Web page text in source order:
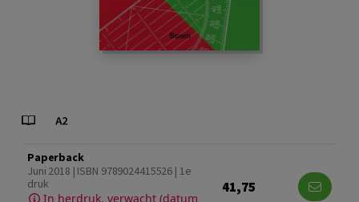
Paperback
Juni 2018 | ISBN 9789024415526 | 1e
druk
In herdruk, verwacht (datum
41,75